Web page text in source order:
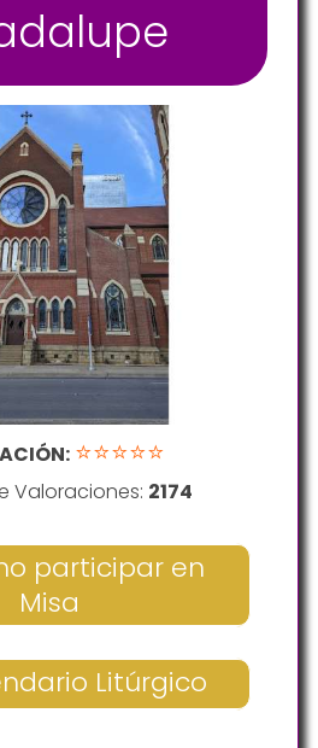
⭐⭐⭐⭐⭐
Valoraciones: 2174
participar en
Misa
Litúrgico